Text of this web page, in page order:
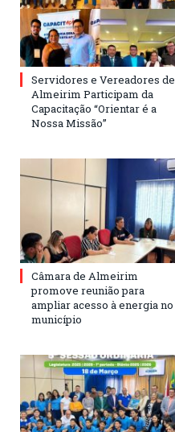
Servidores e Vereadores de
Almeirim Participam da
Capacitação “Orientar é a
Nossa Missão”
Câmara de Almeirim
promove reunião para
ampliar acesso à energia no
município